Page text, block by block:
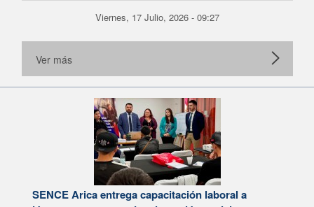
Viernes, 17 Julio, 2026 - 09:27
Ver más
SENCE Arica entrega capacitación laboral a